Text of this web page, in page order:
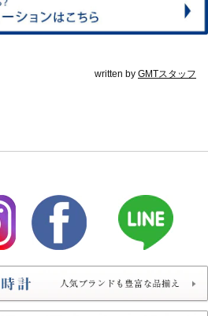
written by GMTスタッフ